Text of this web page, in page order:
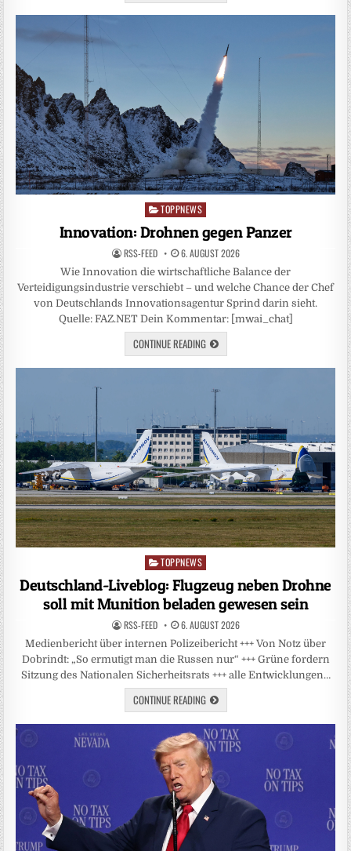
Posted
in
TOPPNEWS
Innovation: Drohnen gegen Panzer
RSS-FEED 6. AUGUST 2026
Wie Innovation die wirtschaftliche Balance der
Verteidigungsindustrie verschiebt – und welche Chance der Chef
von Deutschlands Innovationsagentur Sprind darin sieht.
Quelle: FAZ.NET Dein Kommentar: [mwai_chat]
CONTINUE READING
Posted
in
TOPPNEWS
Deutschland-Liveblog: Flugzeug neben Drohne
soll mit Munition beladen gewesen sein
RSS-FEED 6. AUGUST 2026
Medienbericht über internen Polizeibericht +++ Von Notz über
Dobrindt: „So ermutigt man die Russen nur“ +++ Grüne fordern
Sitzung des Nationalen Sicherheitsrats +++ alle Entwicklungen…
CONTINUE READING